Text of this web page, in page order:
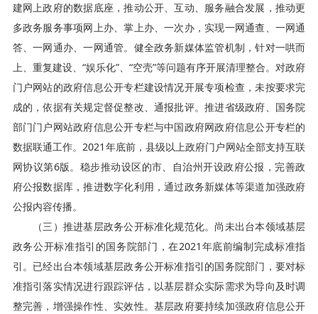
建网上政府的数据底座，推动公开、互动、服务融合发展，推动更
多政务服务事项网上办、掌上办、一次办，实现一网通查、一网通
答、一网通办、一网通管。健全政务新媒体监管机制，针对一哄而
上、重复建设、“娱乐化”、“空壳”等问题有序开展清理整合。对政府
门户网站的政府信息公开专栏建设情况开展专项检查，未按要求完
成的，依据有关规定督促整改、通报批评。推进省级政府、国务院
部门门户网站政府信息公开专栏与中国政府网政府信息公开专栏的
数据联通工作。2021年底前，县级以上政府门户网站全部支持互联
网协议第6版。稳步推动设区的市、自治州开设政府公报，完善政
府公报数据库，推进数字化利用，通过政务新媒体等渠道加强政府
公报内容传播。
（三）推进基层政务公开标准化规范化。尚未出台本领域基层
政务公开标准指引的国务院部门，在2021年底前编制完成标准指
引。已经出台本领域基层政务公开标准指引的国务院部门，要对标
准指引落实情况进行跟踪评估，以基层群众实际需求为导向及时调
整完善，增强操作性、实效性。基层政府要持续加强政府信息公开